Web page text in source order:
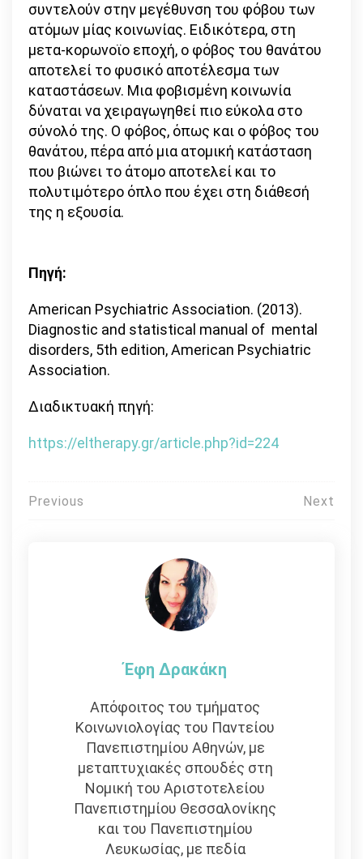
συντελούν στην μεγέθυνση του φόβου των
ατόμων μίας κοινωνίας. Ειδικότερα, στη
μετα-κορωνοϊο εποχή, ο φόβος του θανάτου
αποτελεί το φυσικό αποτέλεσμα των
καταστάσεων. Μια φοβισμένη κοινωνία
δύναται να χειραγωγηθεί πιο εύκολα στο
σύνολό της. Ο φόβος, όπως και ο φόβος του
θανάτου, πέρα από μια ατομική κατάσταση
που βιώνει το άτομο αποτελεί και το
πολυτιμότερο όπλο που έχει στη διάθεσή
της η εξουσία.
Πηγή:
American Psychiatric Association. (2013).
Diagnostic and statistical manual of mental
disorders, 5th edition, American Psychiatric
Association.
Διαδικτυακή πηγή:
https://eltherapy.gr/article.php?id=224
Πλοήγηση
Previous Next
Έφη Δρακάκη
Απόφοιτος του τμήματος
Κοινωνιολογίας του Παντείου
Πανεπιστημίου Αθηνών, με
μεταπτυχιακές σπουδές στη
Νομική του Αριστοτελείου
Πανεπιστημίου Θεσσαλονίκης
και του Πανεπιστημίου
Λευκωσίας, με πεδία